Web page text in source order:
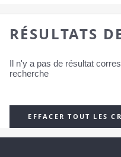
RÉSULTATS
Il n'y a pas de résultat
recherche
EFFACER TOUT LES